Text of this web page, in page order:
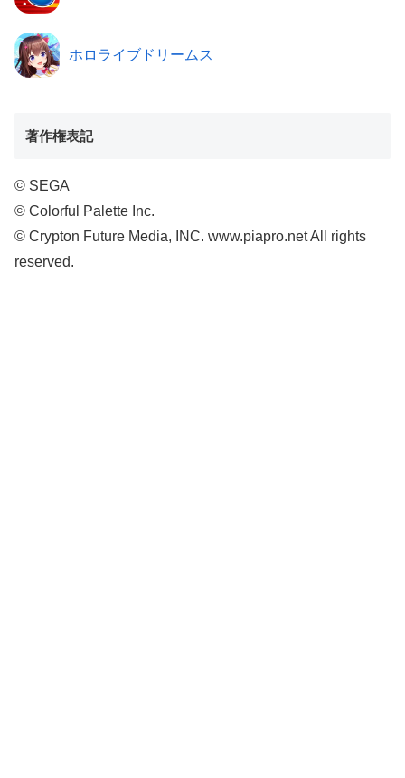
ホロライブドリームス
著作権表記
© SEGA
© Colorful Palette Inc.
© Crypton Future Media, INC. www.piapro.net All rights
reserved.